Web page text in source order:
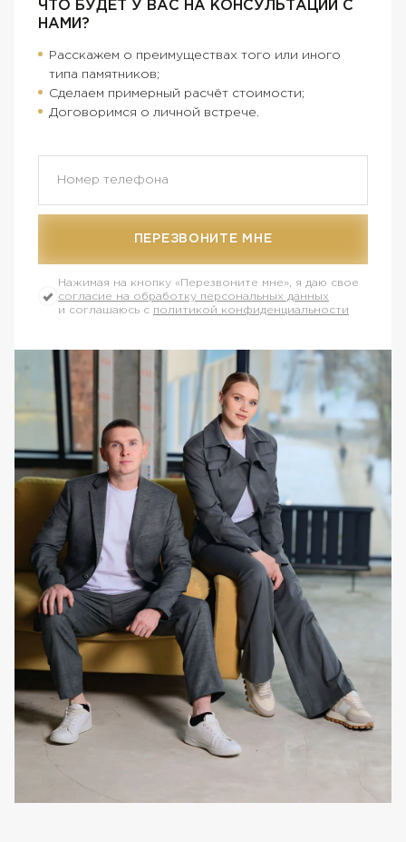
ЧТО БУДЕТ У ВАС НА КОНСУЛЬТАЦИИ С
НАМИ?
Расскажем о преимуществах того или иного
типа памятников;
Сделаем примерный расчёт стоимости;
Договоримся о личной встрече.
ПЕРЕЗВОНИТЕ МНЕ
Нажимая на кнопку «Перезвоните мне» , я даю свое
согласие на обработку персональных данных
и соглашаюсь с политикой конфиденциальности